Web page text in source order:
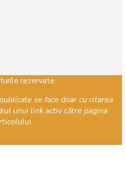
rezervate.
se face doar cu citarea
unui link activ către pagina